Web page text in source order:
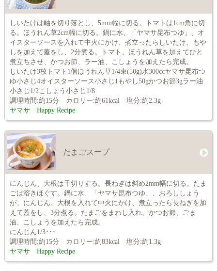
しいたけは軸を切り落とし、 5mm幅に切る。トマトは1cm角に切
る。ほうれん草2cm幅に切る。鍋に水、「ヤマサ昆布つゆ」、オ
イスターソースを入れて中火にかけ、煮立ったらしいたけ、もや
しを加えて蓋をし、2分煮る。トマト、ほうれん草を加えてひと
煮立ちさせ、かつお節、ラー油、こしょうを加えたら完成。
しいたけ3枚トマト1個ほうれん草1/4束(50g)水300ccヤマサ昆布つ
ゆ小さじ4オイスターソース小さじ1もやし50gかつお節3gラー油
小さじ1/2こしょう小さじ1/8
調理時間:約15分 カロリー:約61kcal 塩分:約2.3g
ヤマサ Happy Recipe
たまごスープ
にんじん、大根は千切りする。長ねぎは斜め2mm幅に切る。たま
ごは溶きほぐす。鍋に水、「ヤマサ昆布つゆ」、おろししょう
が、にんじん、大根を入れて中火にかけ、煮立ったら長ねぎを加
えて蓋をし、3分煮る。たまごをまわし入れ、かつお節、ごま
油、こしょうを加えたら完成。
にんじん1/3･･･
調理時間:約15分 カロリー:約83kcal 塩分:約1.3g
ヤマサ Happy Recipe